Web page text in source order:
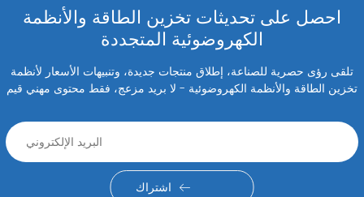
احصل على تحديثات تخزين الطاقة والأنظمة
الكهروضوئية المتجددة
تلقى رؤى حصرية للصناعة، إطلاق منتجات جديدة، وتنبيهات الأسعار لأنظمة
تخزين الطاقة والأنظمة الكهروضوئية - لا بريد مزعج، فقط محتوى مهني قيم
اشتراك